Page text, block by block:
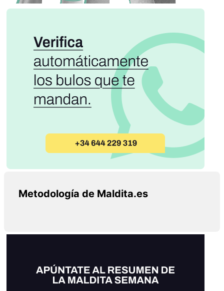
Metodología de Maldita.es